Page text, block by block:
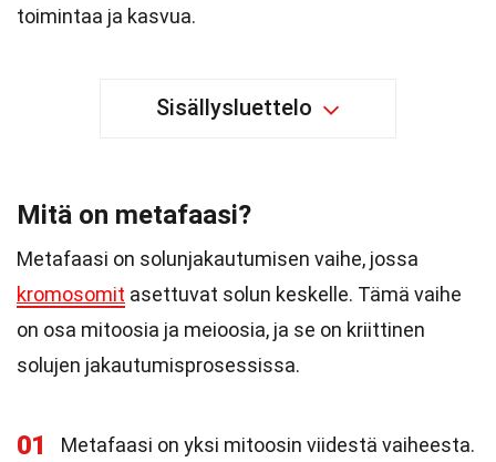
toimintaa ja kasvua.
Sisällysluettelo
Mitä on metafaasi?
Metafaasi on solunjakautumisen vaihe, jossa
kromosomit asettuvat solun keskelle. Tämä vaihe
on osa mitoosia ja meioosia, ja se on kriittinen
solujen jakautumisprosessissa.
01 Metafaasi on yksi mitoosin viidestä vaiheesta.